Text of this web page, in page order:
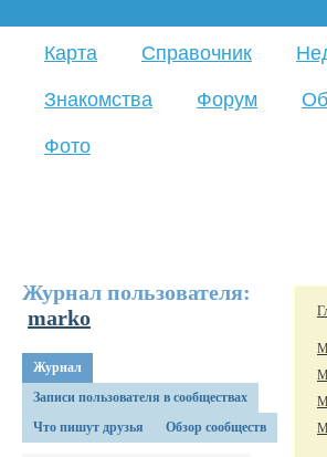
Карта Справочник
Знакомства Форум
Фото
Журнал пользователя:
marko
Журнал
Записи пользователя в сообществах
Что пишут друзья
Обзор сообществ